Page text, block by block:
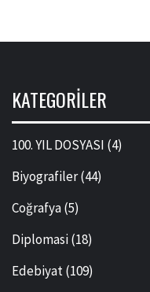
KATEGORILER
100. YIL DOSYASI (4)
Biyografiler(44)
Coğrafya(5)
Diplomasi(18)
Edebiyat(109)